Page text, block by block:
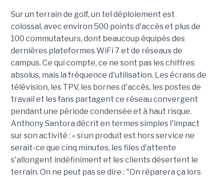
Sur un terrain de golf, un tel déploiement est
colossal, avec environ 500 points d'accès et plus de
100 commutateurs, dont beaucoup équipés des
dernières plateformes WiFi 7 et de réseaux de
campus. Ce qui compte, ce ne sont pas les chiffres
absolus, mais la fréquence d'utilisation. Les écrans de
télévision, les TPV, les bornes d'accès, les postes de
travail et les fans partagent ce réseau convergent
pendant une période condensée et à haut risque.
Anthony Santora décrit en termes simples l'impact
sur son activité : « si un produit est hors service ne
serait-ce que cinq minutes, les files d'attente
s'allongent indéfiniment et les clients désertent le
terrain. On ne peut pas se dire : "On réparera ça lors